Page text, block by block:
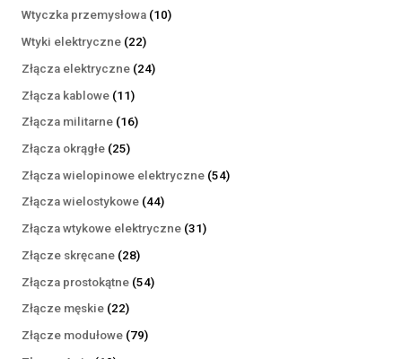
produktów
Wtyczka przemysłowa 1010
Wtyki elektryczne 2222
produkty
Złącza elektryczne 2424
Złącza kablowe 1111
produktów
Złącza militarne 1616
Złącza okrągłe 2525
produktów
Złącza wielopinowe elektryczne 5454
Złącza wielostykowe 4444
produkty
Złącza wtykowe elektryczne 3131
Złącze skręcane 2828
produktów
Złącza prostokątne 5454
Złącze męskie 2222
produkty
Złącze modułowe 7979